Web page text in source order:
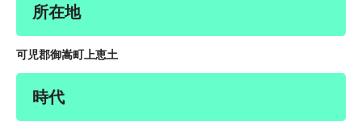
所在地
可児郡御嵩町上恵土
時代